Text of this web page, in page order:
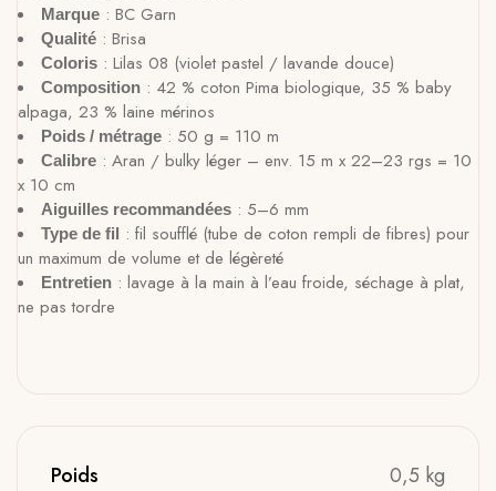
Marque : BC Garn
Qualité : Brisa
Coloris : Lilas 08 (violet pastel / lavande douce)
Composition : 42 % coton Pima biologique, 35 % baby
alpaga, 23 % laine mérinos
Poids / métrage : 50 g = 110 m
Calibre : Aran / bulky léger – env. 15 m x 22–23 rgs = 10
x 10 cm
Aiguilles recommandées : 5–6 mm
Type de fil : fil soufflé (tube de coton rempli de fibres) pour
un maximum de volume et de légèreté
Entretien : lavage à la main à l’eau froide, séchage à plat,
ne pas tordre
Poids 0,5 kg